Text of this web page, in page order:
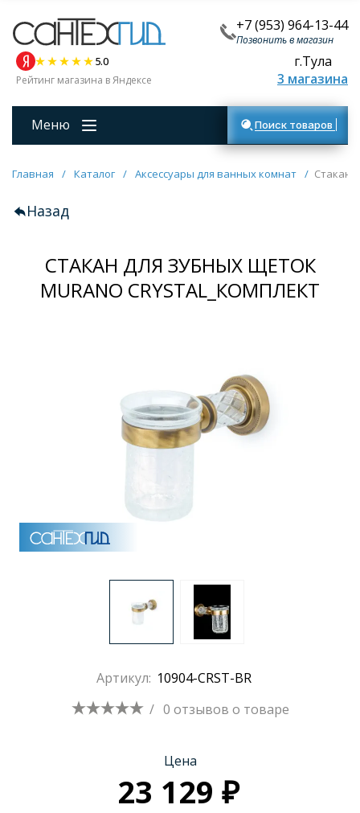
+7 (953) 964-13-44
Позвонить в магазин
5.0
Рейтинг магазина в Яндексе
г.Тула
3 магазина
Меню Поиск товаров
Главная / Каталог / Аксессуары для ванных комнат / Стакан
Назад
СТАКАН ДЛЯ ЗУБНЫХ ЩЕТОК
MURANO CRYSTAL_КОМПЛЕКТ
Артикул: 10904-CRST-BR
/ 0 отзывов о товаре
Цена
23 129 ₽